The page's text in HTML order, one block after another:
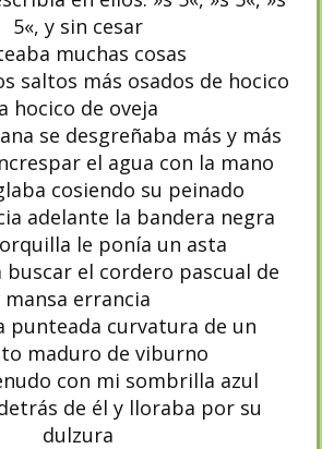
5«, y sin cesar
muchas cosas
saltos más osados de hocico
a hocico de oveja
se desgreñaba más y más
el agua con la mano
cosiendo su peinado
adelante la bandera negra
le ponía un asta
buscar el cordero pascual de
mansa errancia
punteada curvatura de un
maduro de viburno
con mi sombrilla azul
de él y lloraba por su
dulzura